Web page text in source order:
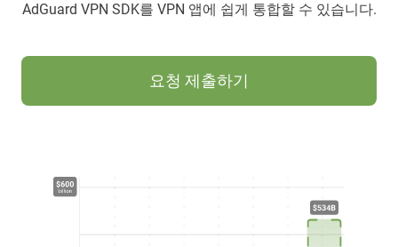
AdGuard VPN SDK를 VPN 앱에 쉽게 통합할 수 있습니다.
요청 제출하기